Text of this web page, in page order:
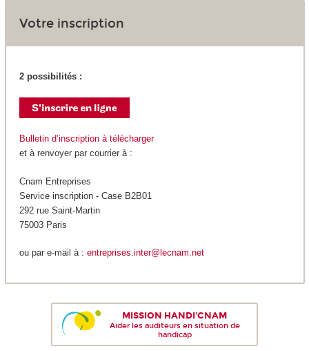
Votre inscription
2 possibilités :
Bulletin d’inscription à télécharger
et à renvoyer par courrier à :
Cnam Entreprises
Service inscription - Case B2B01
292 rue Saint-Martin
75003 Paris
ou par e-mail à : entreprises.inter@lecnam.net
MISSION HANDI'CNAM
Aider les auditeurs en situation de
handicap